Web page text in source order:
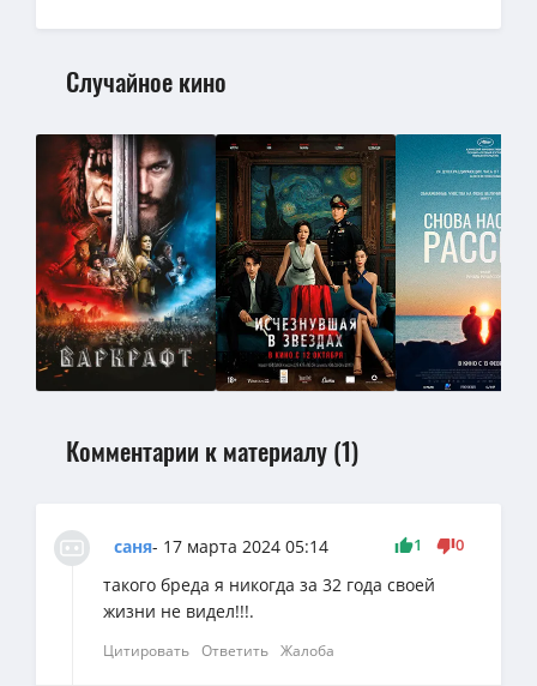
Случайное кино
Комментарии к материалу (1)
саня- 17 марта 2024 05:14 1 0
такого бреда я никогда за 32 года своей
жизни не видел!!!.
Цитировать Ответить Жалоба